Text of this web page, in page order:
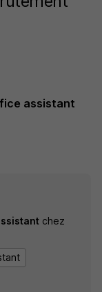
assistant
chez